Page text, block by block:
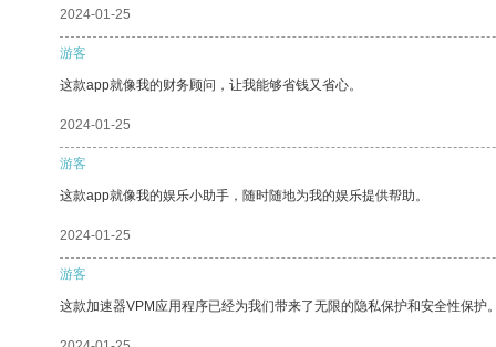
2024-01-25
游客
这款app就像我的财务顾问，让我能够省钱又省心。
2024-01-25
游客
这款app就像我的娱乐小助手，随时随地为我的娱乐提供帮助。
2024-01-25
游客
这款加速器VPM应用程序已经为我们带来了无限的隐私保护和安全性保护